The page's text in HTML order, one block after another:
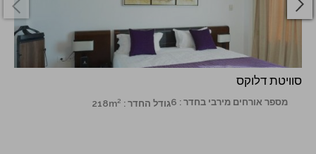
סוויטת דלוקס
גודל החדר : 218m² מספר אורחים מירבי בחדר : 6